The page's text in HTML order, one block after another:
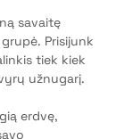
savaitę
Prisijunk
tiek kiek
užnugarį.
erdvę,